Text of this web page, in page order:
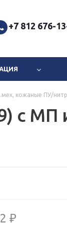
+7 812 676-
кожаные ПУ/
с МП
₽